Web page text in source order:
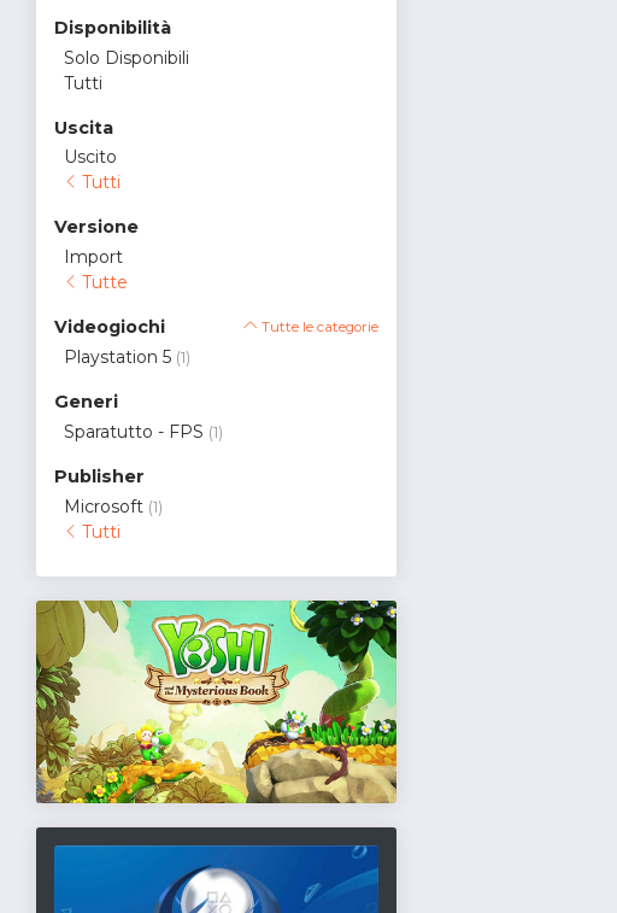
Disponibilità
Solo Disponibili
Tutti
Uscita
Uscito
Tutti
Versione
Import
Tutte
Videogiochi Tutte le categorie
Playstation 5 (1)
Generi
Sparatutto - FPS (1)
Publisher
Microsoft (1)
Tutti